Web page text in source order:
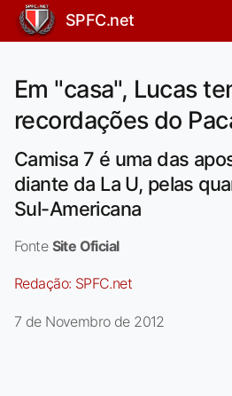
SPFC.net
Em "casa", Lucas
recordações do
Camisa 7 é uma das
diante da La U, pelas
Sul-Americana
Fonte Site Oficial
Redação: SPFC.net
7 de Novembro de 2012